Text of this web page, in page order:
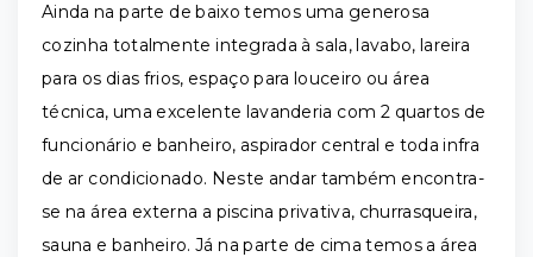
Ainda na parte de baixo temos uma generosa
cozinha totalmente integrada à sala, lavabo, lareira
para os dias frios, espaço para louceiro ou área
técnica, uma excelente lavanderia com 2 quartos de
funcionário e banheiro, aspirador central e toda infra
de ar condicionado. Neste andar também encontra-
se na área externa a piscina privativa, churrasqueira,
sauna e banheiro. Já na parte de cima temos a área